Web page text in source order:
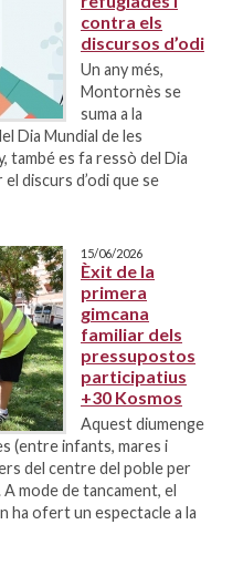
contra els
discursos d’odi
Un any més,
Montornès se
suma a la
Dia Mundial de les
també es fa ressò del Dia
discurs d’odi que se
15/06/2026
Èxit de la
primera
gimcana
familiar dels
pressupostos
participatius
+30 Kosmos
Aquest diumenge
(entre infants, mares i
del centre del poble per
mode de tancament, el
ha ofert un espectacle a la